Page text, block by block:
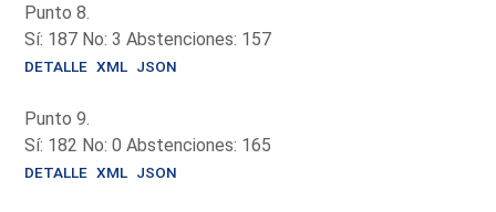
Punto 8.
Sí: 187 No: 3 Abstenciones: 157
DETALLE XML JSON
Punto 9.
Sí: 182 No: 0 Abstenciones: 165
DETALLE XML JSON